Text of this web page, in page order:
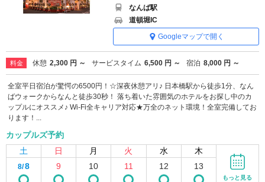
なんば駅
道頓堀IC
Googleマップで開く
料金 休憩 2,300 円 ～ サービスタイム 6,500 円 ～ 宿泊 8,000 円 ～
全室平日宿泊が驚愕の6500円！☆深夜休憩アリ♪ 日本橋駅から徒歩1分、なん
ばウォークからなんと徒歩30秒！ 落ち着いた雰囲気のホテルをお探し中のカ
ップルにオススメ♪ Wi-Fi全キャリア対応★万全のネット環境！全室完備してお
ります！...
カップルズ予約
土
日 月 火 水 木
8/8 9 10 11 12 13
もっと見る